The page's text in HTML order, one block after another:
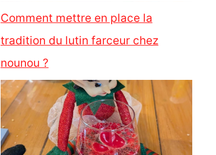
Comment mettre en place la
tradition du lutin farceur chez
nounou ?